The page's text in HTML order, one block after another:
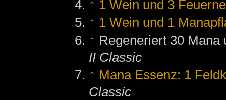
↑ 1 Wein und 3
↑ 1 Wein und 1
↑ Regeneriert 30
II Classic
↑ Mana Essenz: 1
Classic